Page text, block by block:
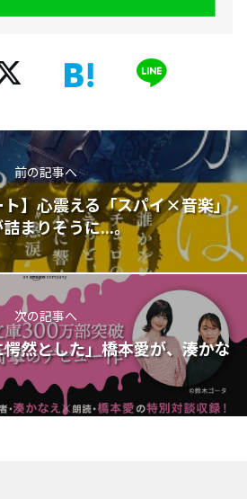
前の記事へ
】心震える「スパイ×音楽」
まりそうに...。
次の記事へ
然とした」橋本愛が、湊かな